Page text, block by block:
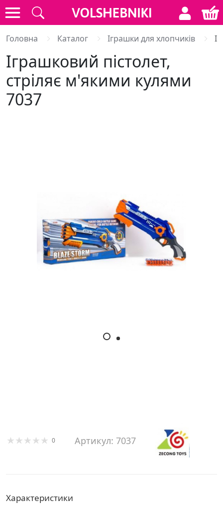
Головна Каталог Іграшки для хлопчиків
Іграшковий пістолет,
стріляє м'якими кулями
7037
0 Артикул: 7037
Характеристики